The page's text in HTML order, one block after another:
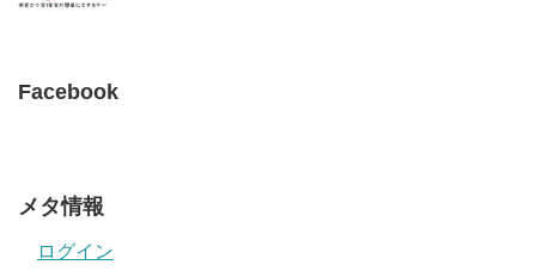
Facebook
メタ情報
ログイン